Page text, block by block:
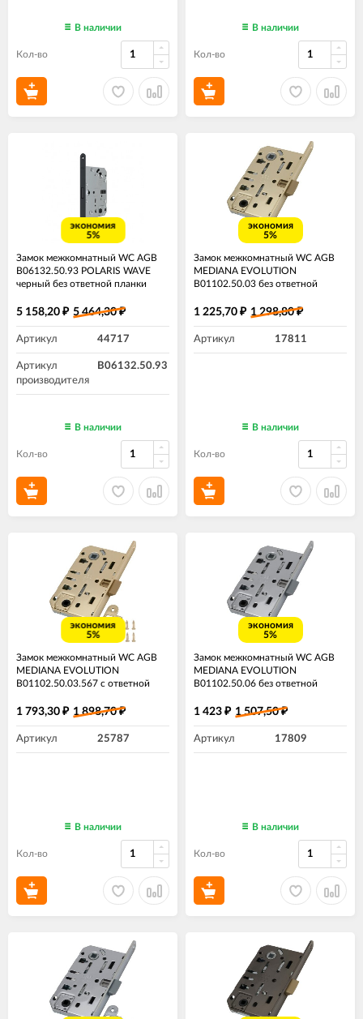
В наличии
Кол-во
В наличии
Кол-во
экономия
5%
Замок межкомнатный WC AGB
B06132.50.93 POLARIS WAVE
черный без ответной планки
5 158,20 ₽ 5 464,30₽
Артикул 44717
Артикул
производителя
B06132.50.93
В наличии
Кол-во
экономия
5%
Замок межкомнатный WC AGB
MEDIANA EVOLUTION
B01102.50.03 без ответной
1 225,70 ₽ 1 298,80₽
Артикул 17811
В наличии
Кол-во
экономия
5%
Замок межкомнатный WC AGB
MEDIANA EVOLUTION
B01102.50.03.567 с ответной
1 793,30 ₽ 1 898,70₽
Артикул 25787
В наличии
Кол-во
экономия
5%
Замок межкомнатный WC AGB
MEDIANA EVOLUTION
B01102.50.06 без ответной
1 423 ₽ 1 507,50₽
Артикул 17809
В наличии
Кол-во